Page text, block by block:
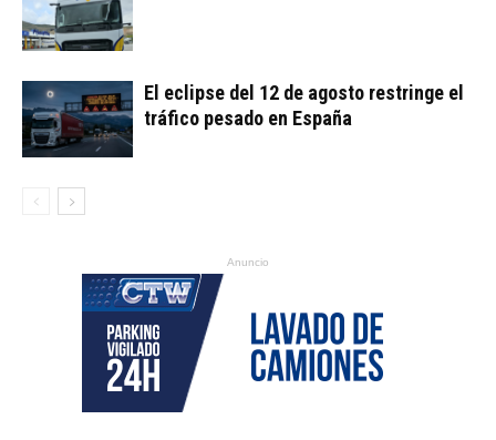
El eclipse del 12 de agosto restringe el
tráfico pesado en España
Anuncio